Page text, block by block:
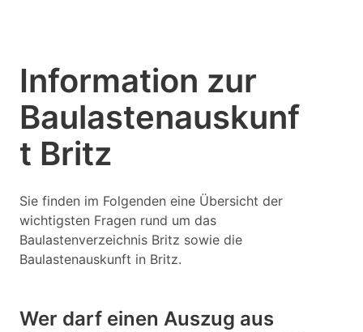
Information zur
Baulastenauskunf
t Britz
Sie finden im Folgenden eine Übersicht der
wichtigsten Fragen rund um das
Baulastenverzeichnis Britz sowie die
Baulastenauskunft in Britz.
Wer darf einen Auszug aus